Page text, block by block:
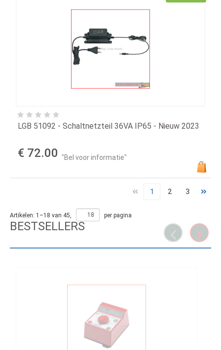
LGB 51092 - Schaltnetzteil 36VA IP65 - Nieuw 2023
€ 72.00 "Bel voor informatie"
1 2 3
Artikelen: 1 –18 van 45, per pagina
BESTSELLERS